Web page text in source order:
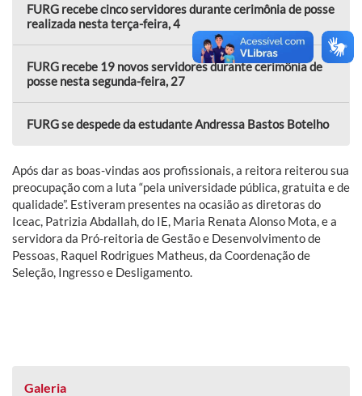
FURG recebe cinco servidores durante cerimônia de posse
realizada nesta terça-feira, 4
FURG recebe 19 novos servidores durante cerimônia de
posse nesta segunda-feira, 27
FURG se despede da estudante Andressa Bastos Botelho
Após dar as boas-vindas aos profissionais, a reitora reiterou sua
preocupação com a luta “pela universidade pública, gratuita e de
qualidade”. Estiveram presentes na ocasião as diretoras do
Iceac, Patrizia Abdallah, do IE, Maria Renata Alonso Mota, e a
servidora da Pró-reitoria de Gestão e Desenvolvimento de
Pessoas, Raquel Rodrigues Matheus, da Coordenação de
Seleção, Ingresso e Desligamento.
Galeria